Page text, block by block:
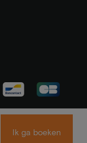
Ik ga boeken